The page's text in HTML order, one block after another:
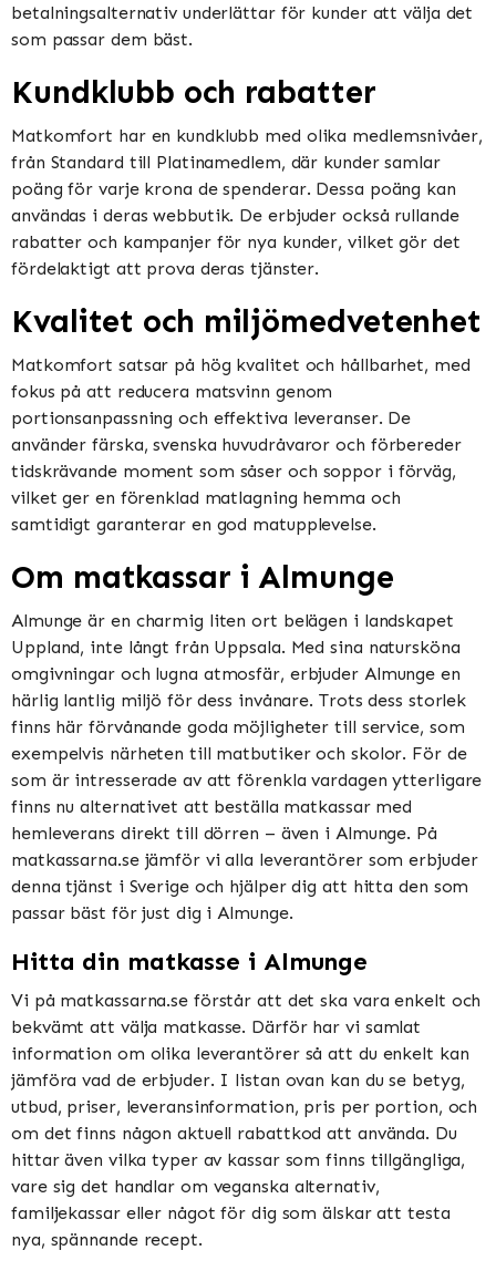
betalningsalternativ underlättar för kunder att välja det
som passar dem bäst​​.
Kundklubb och rabatter
Matkomfort har en kundklubb med olika medlemsnivåer,
från Standard till Platinamedlem, där kunder samlar
poäng för varje krona de spenderar. Dessa poäng kan
användas i deras webbutik. De erbjuder också rullande
rabatter och kampanjer för nya kunder, vilket gör det
fördelaktigt att prova deras tjänster​​.
Kvalitet och miljömedvetenhet
Matkomfort satsar på hög kvalitet och hållbarhet, med
fokus på att reducera matsvinn genom
portionsanpassning och effektiva leveranser. De
använder färska, svenska huvudråvaror och förbereder
tidskrävande moment som såser och soppor i förväg,
vilket ger en förenklad matlagning hemma och
samtidigt garanterar en god matupplevelse​​​​.
Om matkassar i Almunge
Almunge är en charmig liten ort belägen i landskapet
Uppland, inte långt från Uppsala. Med sina natursköna
omgivningar och lugna atmosfär, erbjuder Almunge en
härlig lantlig miljö för dess invånare. Trots dess storlek
finns här förvånande goda möjligheter till service, som
exempelvis närheten till matbutiker och skolor. För de
som är intresserade av att förenkla vardagen ytterligare
finns nu alternativet att beställa matkassar med
hemleverans direkt till dörren – även i Almunge. På
matkassarna.se jämför vi alla leverantörer som erbjuder
denna tjänst i Sverige och hjälper dig att hitta den som
passar bäst för just dig i Almunge.
Hitta din matkasse i Almunge
Vi på matkassarna.se förstår att det ska vara enkelt och
bekvämt att välja matkasse. Därför har vi samlat
information om olika leverantörer så att du enkelt kan
jämföra vad de erbjuder. I listan ovan kan du se betyg,
utbud, priser, leveransinformation, pris per portion, och
om det finns någon aktuell rabattkod att använda. Du
hittar även vilka typer av kassar som finns tillgängliga,
vare sig det handlar om veganska alternativ,
familjekassar eller något för dig som älskar att testa
nya, spännande recept.